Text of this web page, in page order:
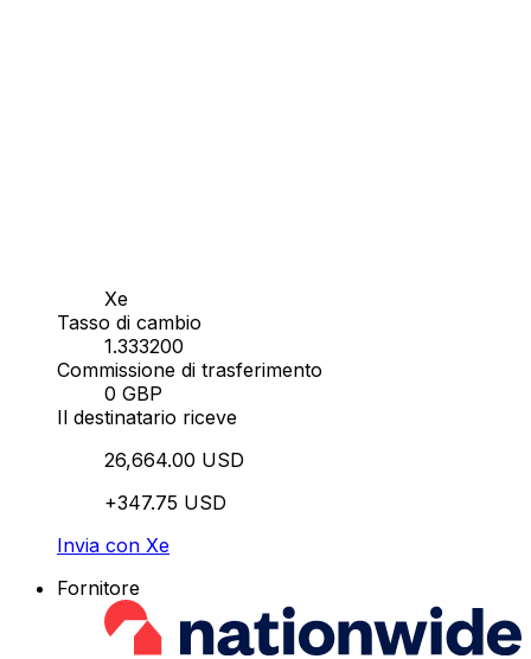
Xe
Tasso di cambio
1.333200
Commissione di trasferimento
0 GBP
Il destinatario riceve
26,664.00 USD
+347.75 USD
Invia con Xe
Fornitore